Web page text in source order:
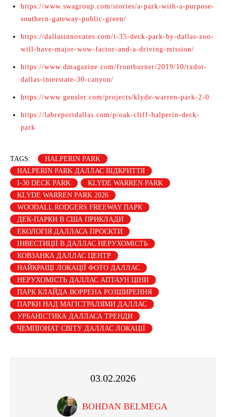
https://www.swagroup.com/stories/a-park-with-a-purpose-
southern-gateway-public-green/
https://dallasinnovates.com/i-35-deck-park-by-dallas-zoo-
will-have-major-wow-factor-and-a-driving-mission/
https://www.dmagazine.com/frontburner/2019/10/txdot-
dallas-interstate-30-canyon/
https://www.gensler.com/projects/klyde-warren-park-2-0
https://labreportdallas.com/p/oak-cliff-halperin-deck-
park
TAGS:
HALPERIN PARK
HALPERIN PARK ДАЛЛАС ВІДКРИТТЯ
I-30 DECK PARK
KLYDE WARREN PARK
KLYDE WARREN PARK 2026
WOODALL RODGERS FREEWAY ПАРК
ДЕК-ПАРКИ В США ПРИКЛАДИ
ЕКОЛОГІЯ ДАЛЛАСА ПРОЄКТИ
ІНВЕСТИЦІЇ В ДАЛЛАС НЕРУХОМІСТЬ
КОВЗАНКА ДАЛЛАС ЦЕНТР
НАЙКРАЩІ ЛОКАЦІЇ ФОТО ДАЛЛАС
НЕРУХОМІСТЬ ДАЛЛАС АПТАУН ЦІНИ
ПАРК КЛАЙДА ВОРРЕНА РОЗШИРЕННЯ
ПАРКИ НАД МАГІСТРАЛЯМИ ДАЛЛАС
УРБАНІСТИКА ДАЛЛАСА ТРЕНДИ
ЧЕМПІОНАТ СВІТУ ДАЛЛАС ЛОКАЦІЇ
03.02.2026
BOHDAN BELMEGA